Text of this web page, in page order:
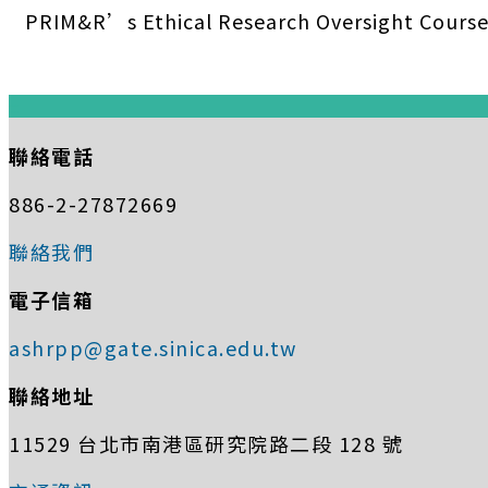
PRIM&R’s Ethical Research Oversight Course
聯絡電話
886-2-27872669
聯絡我們
電子信箱
ashrpp@gate.sinica.edu.tw
聯絡地址
11529 台北市南港區研究院路二段 128 號